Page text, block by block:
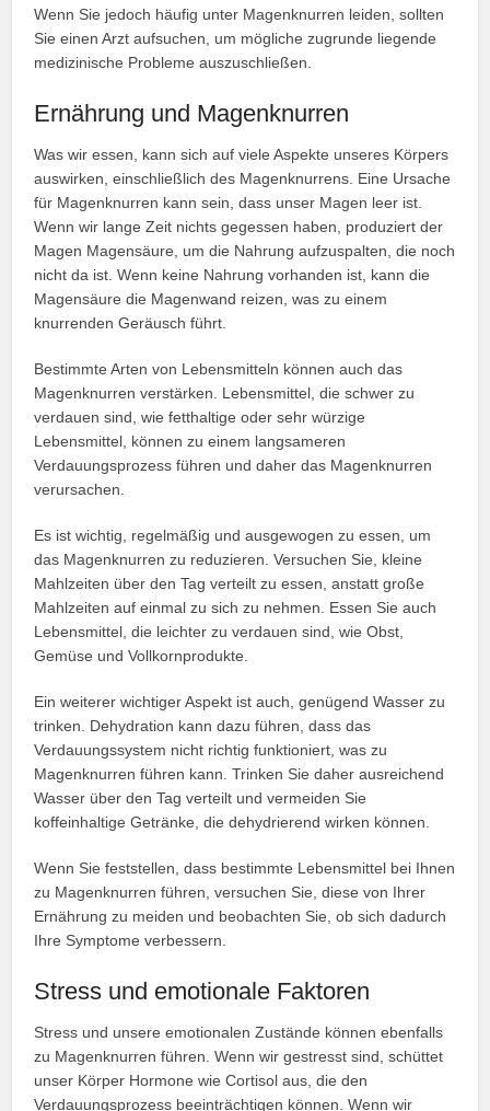
Wenn Sie jedoch häufig unter Magenknurren leiden, sollten
Sie einen Arzt aufsuchen, um mögliche zugrunde liegende
medizinische Probleme auszuschließen.
Ernährung und Magenknurren
Was wir essen, kann sich auf viele Aspekte unseres Körpers
auswirken, einschließlich des Magenknurrens. Eine Ursache
für Magenknurren kann sein, dass unser Magen leer ist.
Wenn wir lange Zeit nichts gegessen haben, produziert der
Magen Magensäure, um die Nahrung aufzuspalten, die noch
nicht da ist. Wenn keine Nahrung vorhanden ist, kann die
Magensäure die Magenwand reizen, was zu einem
knurrenden Geräusch führt.
Bestimmte Arten von Lebensmitteln können auch das
Magenknurren verstärken. Lebensmittel, die schwer zu
verdauen sind, wie fetthaltige oder sehr würzige
Lebensmittel, können zu einem langsameren
Verdauungsprozess führen und daher das Magenknurren
verursachen.
Es ist wichtig, regelmäßig und ausgewogen zu essen, um
das Magenknurren zu reduzieren. Versuchen Sie, kleine
Mahlzeiten über den Tag verteilt zu essen, anstatt große
Mahlzeiten auf einmal zu sich zu nehmen. Essen Sie auch
Lebensmittel, die leichter zu verdauen sind, wie Obst,
Gemüse und Vollkornprodukte.
Ein weiterer wichtiger Aspekt ist auch, genügend Wasser zu
trinken. Dehydration kann dazu führen, dass das
Verdauungssystem nicht richtig funktioniert, was zu
Magenknurren führen kann. Trinken Sie daher ausreichend
Wasser über den Tag verteilt und vermeiden Sie
koffeinhaltige Getränke, die dehydrierend wirken können.
Wenn Sie feststellen, dass bestimmte Lebensmittel bei Ihnen
zu Magenknurren führen, versuchen Sie, diese von Ihrer
Ernährung zu meiden und beobachten Sie, ob sich dadurch
Ihre Symptome verbessern.
Stress und emotionale Faktoren
Stress und unsere emotionalen Zustände können ebenfalls
zu Magenknurren führen. Wenn wir gestresst sind, schüttet
unser Körper Hormone wie Cortisol aus, die den
Verdauungsprozess beeinträchtigen können. Wenn wir